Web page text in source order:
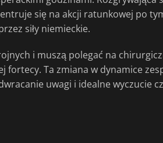
się na akcji ratunkowej po
siły niemieckie.
i muszą polegać na
fortecy. Ta zmiana w dynamice
uwagi i idealne wyczucie